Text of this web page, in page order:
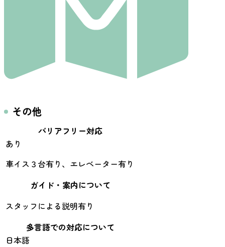
その他
バリアフリー対応
あり
車イス３台有り、エレベーター有り
ガイド・案内について
スタッフによる説明有り
多言語での対応について
日本語